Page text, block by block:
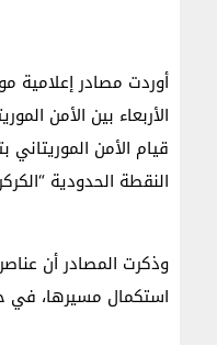
أوردت مصادر إعلامية
الأربعاء بين الأمن
قيام الأمن
النقطة الحدودية
وذكرت المصادر أن
استكمال مسيرها، في